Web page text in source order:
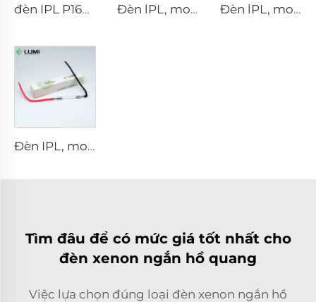
đèn IPL P1671 - 7×50×110 mm Đèn lPL, model 7-60-125 Dây điện Đèn lPL, model 7-50-115 Dây điện
Đèn IPL, model 9-45-100 Dây điện
Tìm đâu để có mức giá tốt nhất cho
đèn xenon ngắn hồ quang
Việc lựa chọn đúng loại đèn xenon ngắn hồ